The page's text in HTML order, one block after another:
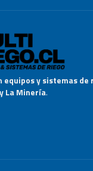
equipos y sistemas de
La Minería.